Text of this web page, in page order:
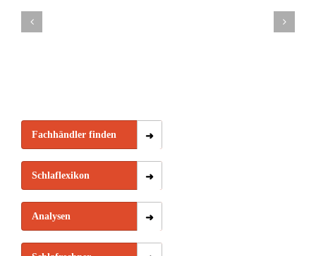
von
Bettpartnern
Fehmarn
Fachhändler finden
Schlaflexikon
Analysen